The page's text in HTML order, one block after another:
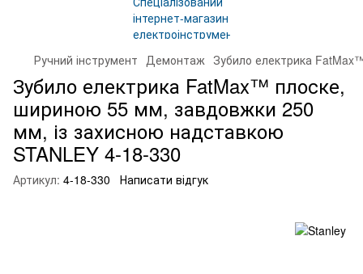
Ручний інструмент Демонтаж Зубило електрика
Зубило електрика FatMax™ плоске,
шириною 55 мм, завдовжки 250
мм, із захисною надставкою
STANLEY 4-18-330
Артикул: 4-18-330 Написати відгук